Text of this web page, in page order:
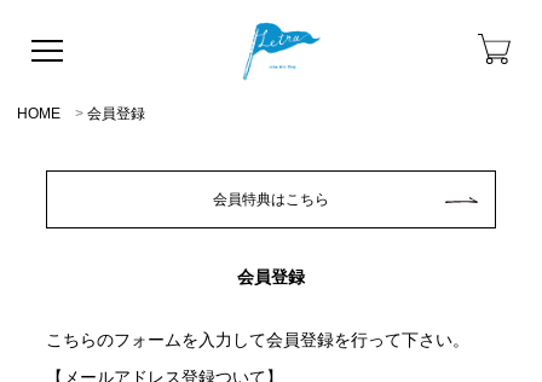
HOME 会員登録
会員特典はこちら
会員登録
こちらのフォームを入力して会員登録を行って下さい。
【メールアドレス登録ついて】